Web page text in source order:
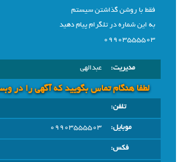
فقط با روشن گذاشتن سیستم
به این شماره در تلگرام پیام دهید
09903555503
مدیریت: عبدالهی
لطفا هنگام تماس بگویید که آگهی را در
تلفن:
موبایل:
09903555503
فکس: